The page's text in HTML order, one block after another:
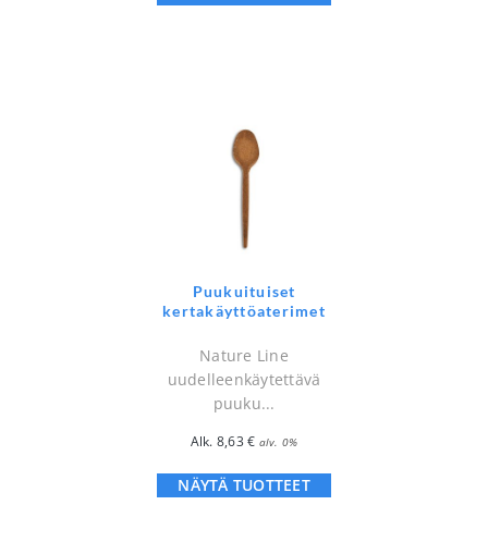
Puukuituiset
kertakäyttöaterimet
Nature Line
uudelleenkäytettävä
puuku...
Alk. 8,63€ alv. 0%
NÄYTÄ TUOTTEET